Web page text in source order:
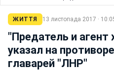
ЖИТТЯ 13 листопада 2017 ·
"Предатель и
указал на
главарей "ЛНР"